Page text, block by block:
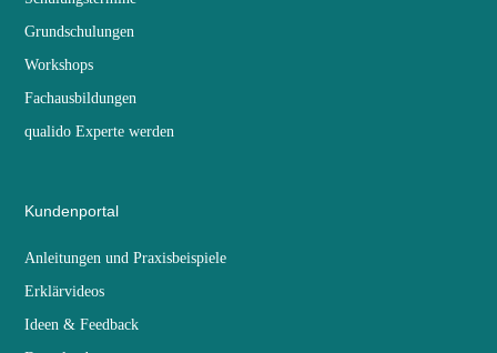
Grundschulungen
Workshops
Fachausbildungen
qualido Experte werden
Kundenportal
Anleitungen und Praxisbeispiele
Erklärvideos
Ideen & Feedback